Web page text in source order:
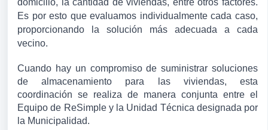
domicilio, la cantidad de viviendas, entre otros factores.
Es por esto que evaluamos individualmente cada caso,
proporcionando la solución más adecuada a cada
vecino.
Cuando hay un compromiso de suministrar soluciones
de almacenamiento para las viviendas, esta
coordinación se realiza de manera conjunta entre el
Equipo de ReSimple y la Unidad Técnica designada por
la Municipalidad.